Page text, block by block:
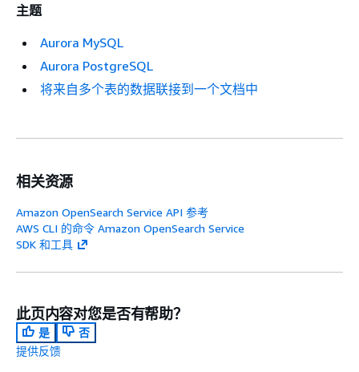
主题
Aurora MySQL
Aurora PostgreSQL
将来自多个表的数据联接到一个文档中
相关资源
Amazon OpenSearch Service API 参考
AWS CLI 的命令 Amazon OpenSearch Service
SDK 和工具
此页内容对您是否有帮助？
是
否
提供反馈